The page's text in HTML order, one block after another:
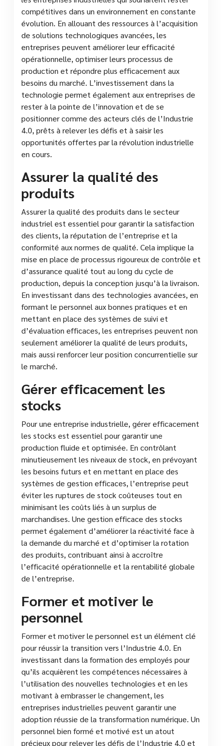
compétitives dans un environnement en constante
évolution. En allouant des ressources à l’acquisition
de solutions technologiques avancées, les
entreprises peuvent améliorer leur efficacité
opérationnelle, optimiser leurs processus de
production et répondre plus efficacement aux
besoins du marché. L’investissement dans la
technologie permet également aux entreprises de
rester à la pointe de l’innovation et de se
positionner comme des acteurs clés de l’Industrie
4.0, prêts à relever les défis et à saisir les
opportunités offertes par la révolution industrielle
en cours.
Assurer la qualité des
produits
Assurer la qualité des produits dans le secteur
industriel est essentiel pour garantir la satisfaction
des clients, la réputation de l’entreprise et la
conformité aux normes de qualité. Cela implique la
mise en place de processus rigoureux de contrôle et
d’assurance qualité tout au long du cycle de
production, depuis la conception jusqu’à la livraison.
En investissant dans des technologies avancées, en
formant le personnel aux bonnes pratiques et en
mettant en place des systèmes de suivi et
d’évaluation efficaces, les entreprises peuvent non
seulement améliorer la qualité de leurs produits,
mais aussi renforcer leur position concurrentielle sur
le marché.
Gérer efficacement les
stocks
Pour une entreprise industrielle, gérer efficacement
les stocks est essentiel pour garantir une
production fluide et optimisée. En contrôlant
minutieusement les niveaux de stock, en prévoyant
les besoins futurs et en mettant en place des
systèmes de gestion efficaces, l’entreprise peut
éviter les ruptures de stock coûteuses tout en
minimisant les coûts liés à un surplus de
marchandises. Une gestion efficace des stocks
permet également d’améliorer la réactivité face à
la demande du marché et d’optimiser la rotation
des produits, contribuant ainsi à accroître
l’efficacité opérationnelle et la rentabilité globale
de l’entreprise.
Former et motiver le
personnel
Former et motiver le personnel est un élément clé
pour réussir la transition vers l’Industrie 4.0. En
investissant dans la formation des employés pour
qu’ils acquièrent les compétences nécessaires à
l’utilisation des nouvelles technologies et en les
motivant à embrasser le changement, les
entreprises industrielles peuvent garantir une
adoption réussie de la transformation numérique. Un
personnel bien formé et motivé est un atout
précieux pour relever les défis de l’Industrie 4.0 et